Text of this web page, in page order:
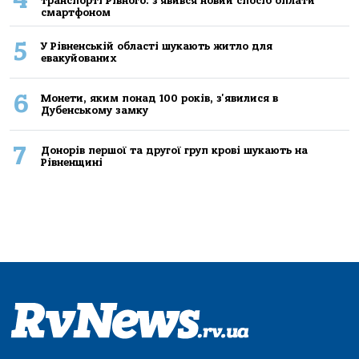
смартфоном
5
У Рівненській області шукають житло для
евакуйованих
6
Монети, яким понад 100 років, з'явилися в
Дубенському замку
7
Донорів першої та другої груп крові шукають на
Рівненщині